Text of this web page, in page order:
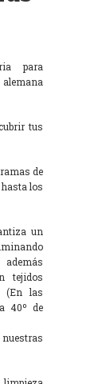
para
tus
de
los
un
además
tejidos
(En las
40º de